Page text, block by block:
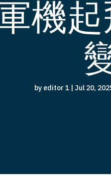
機
by editor 1 Jul 20,